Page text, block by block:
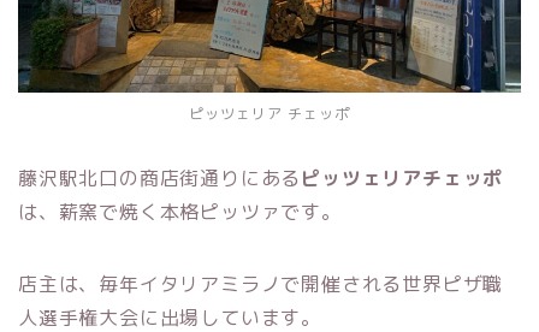
ピッツェリア チェッポ
藤沢駅北口の商店街通りにある ピッツェリアチェッポ
は、薪窯で焼く本格ピッツァです。
店主は、毎年イタリアミラノで開催される世界ピザ職
人選手権大会に出場しています。